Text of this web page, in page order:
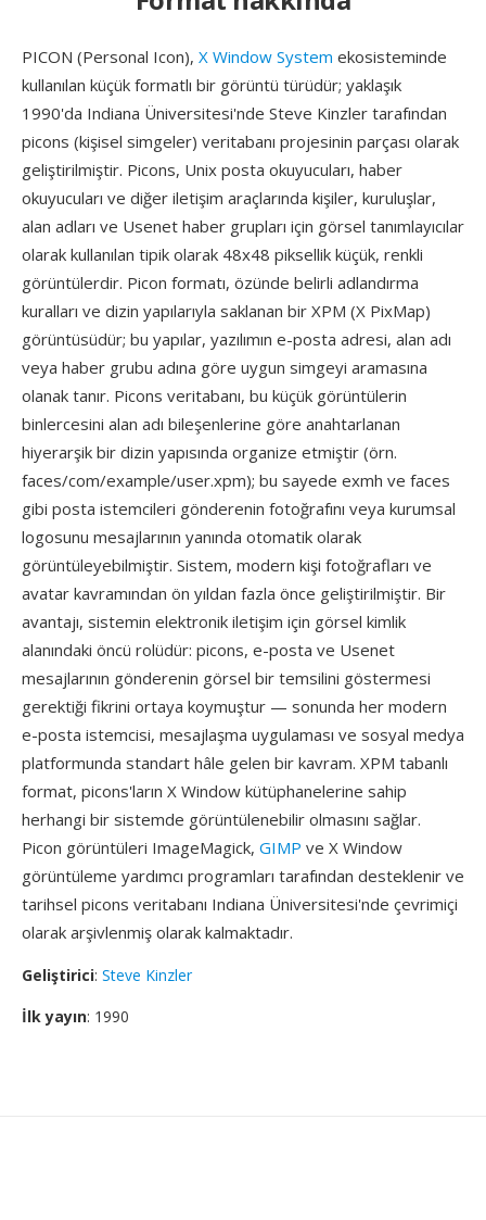
PICON (Personal Icon), X Window System ekosisteminde
kullanılan küçük formatlı bir görüntü türüdür; yaklaşık
1990'da Indiana Üniversitesi'nde Steve Kinzler tarafından
picons (kişisel simgeler) veritabanı projesinin parçası olarak
geliştirilmiştir. Picons, Unix posta okuyucuları, haber
okuyucuları ve diğer iletişim araçlarında kişiler, kuruluşlar,
alan adları ve Usenet haber grupları için görsel tanımlayıcılar
olarak kullanılan tipik olarak 48x48 piksellik küçük, renkli
görüntülerdir. Picon formatı, özünde belirli adlandırma
kuralları ve dizin yapılarıyla saklanan bir XPM (X PixMap)
görüntüsüdür; bu yapılar, yazılımın e-posta adresi, alan adı
veya haber grubu adına göre uygun simgeyi aramasına
olanak tanır. Picons veritabanı, bu küçük görüntülerin
binlercesini alan adı bileşenlerine göre anahtarlanan
hiyerarşik bir dizin yapısında organize etmiştir (örn.
faces/com/example/user.xpm); bu sayede exmh ve faces
gibi posta istemcileri gönderenin fotoğrafını veya kurumsal
logosunu mesajlarının yanında otomatik olarak
görüntüleyebilmiştir. Sistem, modern kişi fotoğrafları ve
avatar kavramından ön yıldan fazla önce geliştirilmiştir. Bir
avantajı, sistemin elektronik iletişim için görsel kimlik
alanındaki öncü rolüdür: picons, e-posta ve Usenet
mesajlarının gönderenin görsel bir temsilini göstermesi
gerektiği fikrini ortaya koymuştur — sonunda her modern
e-posta istemcisi, mesajlaşma uygulaması ve sosyal medya
platformunda standart hâle gelen bir kavram. XPM tabanlı
format, picons'ların X Window kütüphanelerine sahip
herhangi bir sistemde görüntülenebilir olmasını sağlar.
Picon görüntüleri ImageMagick, GIMP ve X Window
görüntüleme yardımcı programları tarafından desteklenir ve
tarihsel picons veritabanı Indiana Üniversitesi'nde çevrimiçi
olarak arşivlenmiş olarak kalmaktadır.
Geliştirici: Steve Kinzler
İlk yayın: 1990